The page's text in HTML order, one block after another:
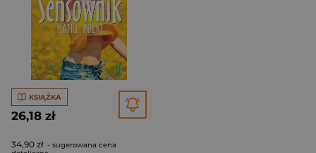
KSIĄŻKA
26,18 zł
34,90 zł - sugerowana cena